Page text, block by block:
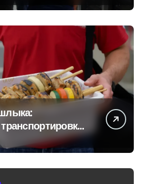
свежести